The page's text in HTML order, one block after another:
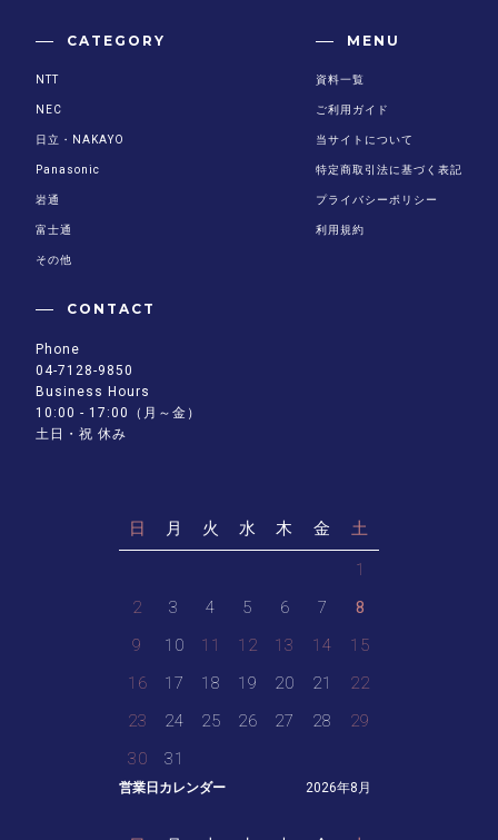
営業日カレンダー 2026年8月
日 月 火 水 木 金 土
1
2
3 4 5 6 7
8
9
10 11 12 13 14
15
16
17 18 19 20 21
22
23
24 25 26 27 28
29
30
31
CATEGORY
NTT
NEC
日立・NAKAYO
Panasonic
岩通
富士通
その他
MENU
資料一覧
ご利用ガイド
当サイトについて
特定商取引法に基づく表記
プライバシーポリシー
利用規約
CONTACT
Phone
04-7128-9850
Business Hours
10:00 - 17:00（月～金）
土日・祝 休み